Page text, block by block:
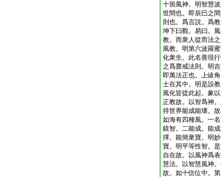
十箇風神。明智慧
世間也。即辰巳之
則也。爲言説。爲
坤下曰觀。易曰。
教。而衆人從而法
風教。明第六波羅
化衆生。此名善現
之爲齋戒法則。明
即萬法正也。上値
士在其中。明是設
風化皆從此起。象
正教故。以智爲神
持世界能成能壞。
如海有四種風。一
鏡智。二能成。能
擇。能簡衆寶。明
寶。明平等性智。
自在故。以風神爲
慧法。以智慧風神
故。如十信位中。